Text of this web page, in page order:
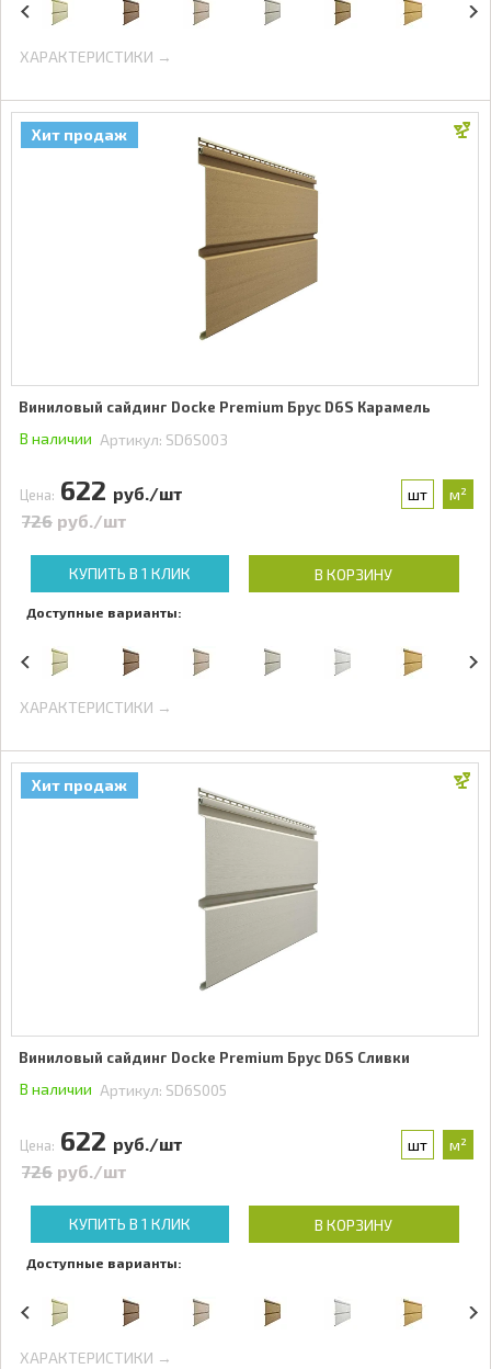
ХАРАКТЕРИСТИКИ →
Хит продаж
Виниловый сайдинг Docke Premium Брус D6S Карамель
В наличии Артикул: SD6S003
Цена: 622 руб./шт шт м²
726 руб./шт
КУПИТЬ В 1 КЛИК В КОРЗИНУ
Доступные варианты:
ХАРАКТЕРИСТИКИ →
Хит продаж
Виниловый сайдинг Docke Premium Брус D6S Сливки
В наличии Артикул: SD6S005
Цена: 622 руб./шт шт м²
726 руб./шт
КУПИТЬ В 1 КЛИК В КОРЗИНУ
Доступные варианты:
ХАРАКТЕРИСТИКИ →